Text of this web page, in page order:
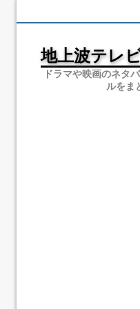
地上波テレ
ドラマや映画のネタ
ルをま